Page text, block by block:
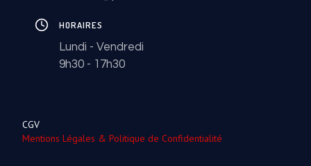
HORAIRES
Lundi - Vendredi
9h30 - 17h30
CGV
Mentions Légales & Politique de Confidentialité